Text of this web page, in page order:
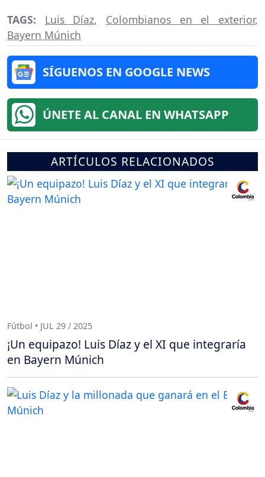
TAGS: Luis Díaz, Colombianos en el exterior,
Bayern Múnich
SÍGUENOS EN GOOGLE NEWS
ÚNETE AL CANAL EN WHATSAPP
ARTÍCULOS RELACIONADOS
Fútbol • JUL 29 / 2025
¡Un equipazo! Luis Díaz y el XI que integraría
en Bayern Múnich